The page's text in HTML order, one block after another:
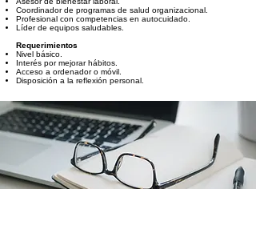
Coordinador de programas de salud organizacional.
Profesional con competencias en autocuidado.
Líder de equipos saludables.
Requerimientos
Nivel básico.
Interés por mejorar hábitos.
Acceso a ordenador o móvil.
Disposición a la reflexión personal.